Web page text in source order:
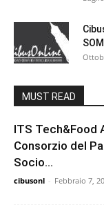
MUST READ
ITS Tech&Food
Consorzio del
Socio...
cibusonl - Febbraio 7,